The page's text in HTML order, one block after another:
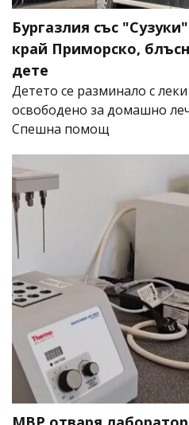
Бургазлия със
край Приморско,
дете
Детето се разминало с
освободено за домашно
Спешна помощ